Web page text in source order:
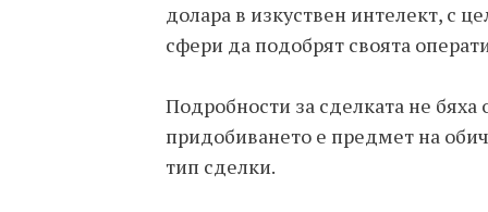
долара в изкуствен интелект, с
сфери да подобрят своята
Подробности за сделката не
придобиването е предмет на
тип сделки.